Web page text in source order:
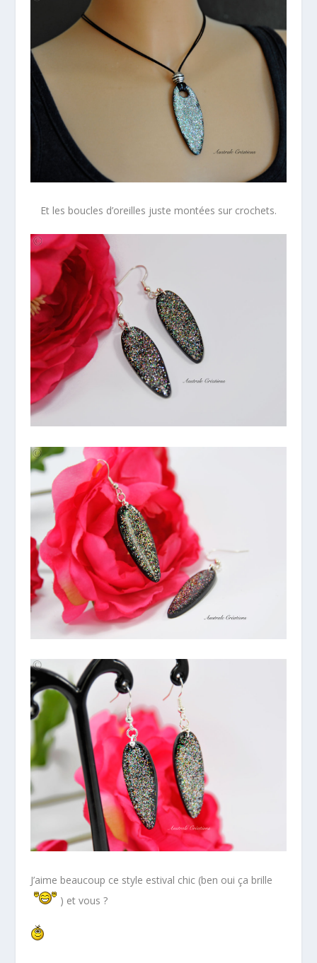
Et les boucles d’oreilles juste montées sur crochets.
J’aime beaucoup ce style estival chic (ben oui ça brille
) et vous ?